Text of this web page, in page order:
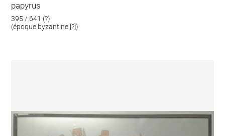
papyrus
395 / 641 (?)
(époque byzantine [?])